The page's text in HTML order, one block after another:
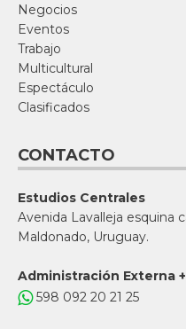
Negocios
Eventos
Trabajo
Multicultural
Espectáculo
Clasificados
CONTACTO
Estudios Centrales
Avenida Lavalleja esquina
Maldonado, Uruguay.
Administración Externa
598 092 20 21 25